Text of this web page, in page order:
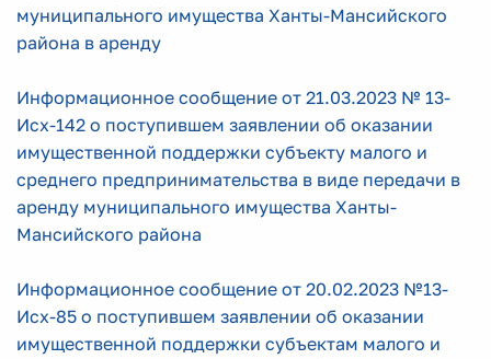
муниципального имущества Ханты-Мансийского
района в аренду
Информационное сообщение от 21.03.2023 № 13-
Исх-142 о поступившем заявлении об оказании
имущественной поддержки субъекту малого и
среднего предпринимательства в виде передачи в
аренду муниципального имущества Ханты-
Мансийского района
Информационное сообщение от 20.02.2023 №13-
Исх-85 о поступившем заявлении об оказании
имущественной поддержки субъектам малого и